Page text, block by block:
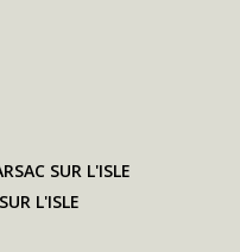
SUR L'ISLE
L'ISLE